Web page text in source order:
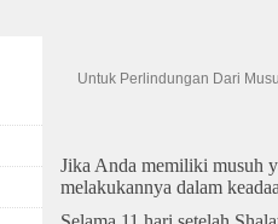
Untuk Perlindungan Dari
Jika Anda memiliki musuh
melakukannya dalam